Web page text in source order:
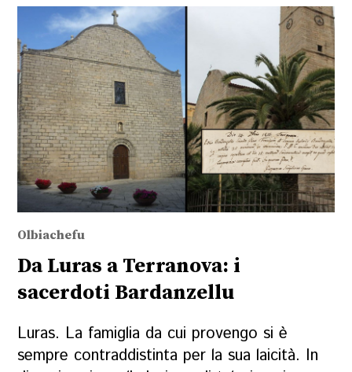
Olbiachefu
Da Luras a Terranova: i
sacerdoti Bardanzellu
Luras. La famiglia da cui provengo si è
sempre contraddistinta per la sua laicità. In